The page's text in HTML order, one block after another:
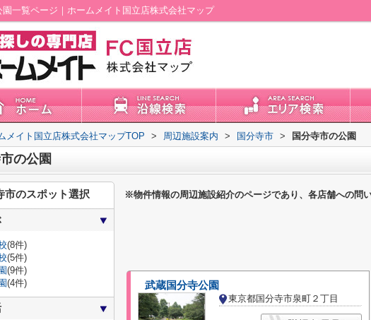
園一覧ページ｜ホームメイト国立店株式会社マップ
メイト国立店株式会社マップTOP > 周辺施設案内 > 国分寺市 > 国分寺市の公園
の公園
※物件情報の周辺施設紹介のページであり、各店舗への問
武蔵国分寺公園
東京都国分寺市泉町２丁目
市のスポット選択
(8件)
(5件)
(9件)
(4件)